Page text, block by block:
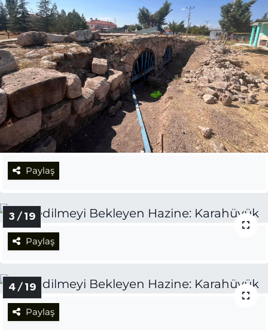
Paylaş
3 / 19
Paylaş
4 / 19
Paylaş